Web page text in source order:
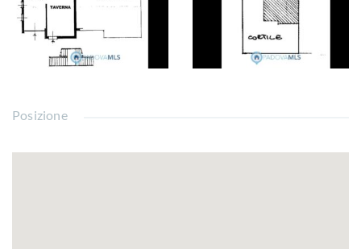
Posizione